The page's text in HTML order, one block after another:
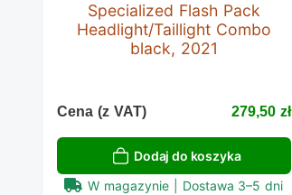
Specialized Flash Pack
Headlight/Taillight Combo
black, 2021
Cena (z VAT) 279,50 zł
Dodaj do koszyka
W magazynie | Dostawa 3–5 dni